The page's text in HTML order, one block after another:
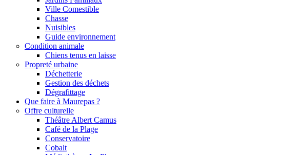
Ville Comestible
Chasse
Nuisibles
Guide environnement
Condition animale
Chiens tenus en laisse
Propreté urbaine
Déchetterie
Gestion des déchets
Dégrafittage
Que faire à Maurepas ?
Offre culturelle
Théâtre Albert Camus
Café de la Plage
Conservatoire
Cobalt